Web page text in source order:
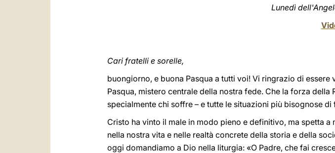
Lunedì
Cari fratelli e sorelle,
buongiorno, e buona Pasqua a tutti voi! Vi ringrazio di
Pasqua, mistero centrale della nostra fede. Che la forza
specialmente chi soffre – e tutte le situazioni più bisognose
Cristo ha vinto il male in modo pieno e definitivo, ma spetta
nella nostra vita e nelle realtà concrete della storia e della
oggi domandiamo a Dio nella liturgia: «O Padre, che fai